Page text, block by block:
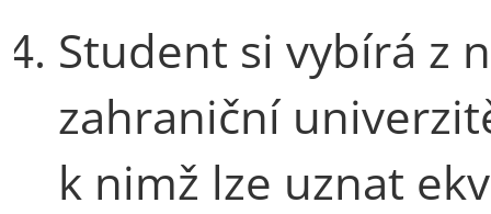
Student si vybírá z
zahraniční
k nimž lze uznat